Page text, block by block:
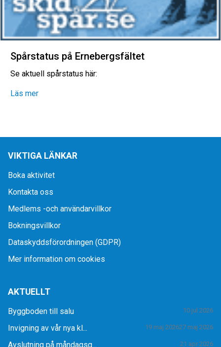
Spårstatus på Ernebergsfältet
Se aktuell spårstatus här:
Läs mer
VIKTIGA LÄNKAR
Boka aktivitet
Kontakta oss
Medlems -och användarvillkor
Bokningsvillkor
Dataskyddsförordningen (GDPR)
Mer information om cookies
AKTUELLT
Byggboden till salu 10 jul 2026
27 maj 2026
Invigning av vår nya kl... 19 maj 2026
Avslutning på måndagsg... 21 apr 2026